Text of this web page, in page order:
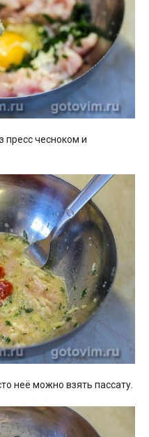
пресс чесноком и
неё можно взять пассату.